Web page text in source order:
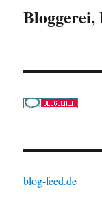
Bloggerei,
blog-feed.de